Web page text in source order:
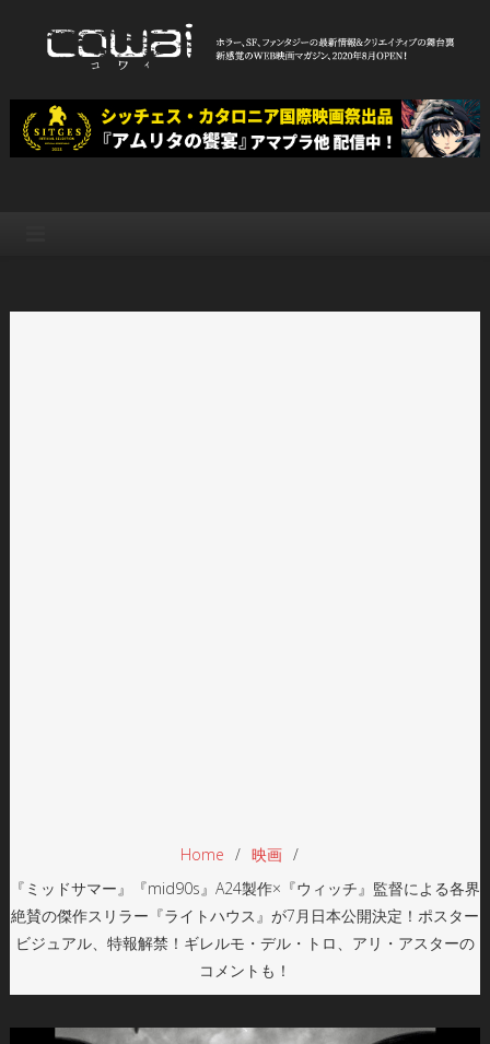
WEB映画マガジン「cowai コ
ワイ」
Home
映画
『ミッドサマー』『mid90s』A24製作×『ウィッチ』監督による各界
絶賛の傑作スリラー『ライトハウス』が7月日本公開決定！ポスター
ビジュアル、特報解禁！ギレルモ・デル・トロ、アリ・アスターの
コメントも！